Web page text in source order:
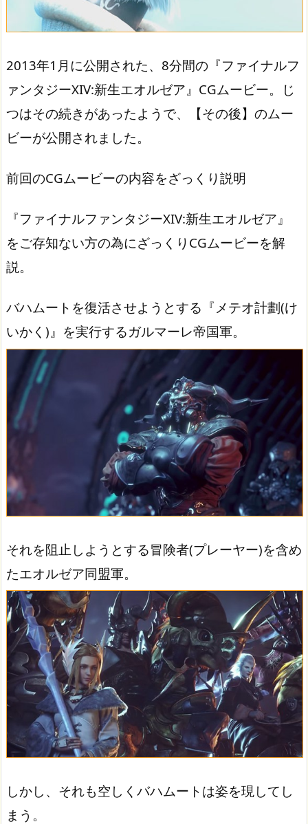
2013年1月に公開された、8分間の『ファイナルフ
ァンタジーXIV:新生エオルゼア』CGムービー。じ
つはその続きがあったようで、【その後】のムー
ビーが公開されました。
前回のCGムービーの内容をざっくり説明
『ファイナルファンタジーXIV:新生エオルゼア』
をご存知ない方の為にざっくりCGムービーを解
説。
バハムートを復活させようとする『メテオ計劃(け
いかく)』を実行するガルマーレ帝国軍。
それを阻止しようとする冒険者(プレーヤー)を含め
たエオルゼア同盟軍。
しかし、それも空しくバハムートは姿を現してし
まう。